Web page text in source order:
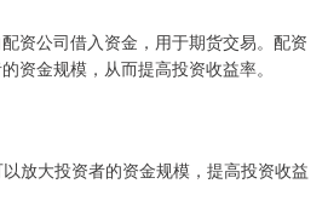
资公司借入资金，用于期货交易。配资
资金规模，从而提高投资收益率。
放大投资者的资金规模，提高投资收益